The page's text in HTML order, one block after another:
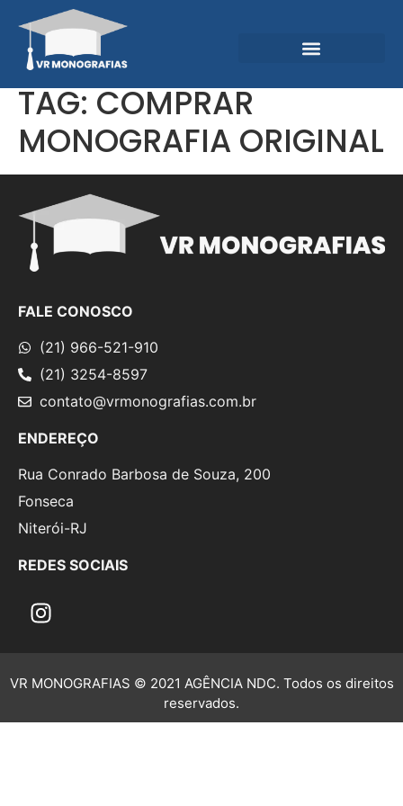
TAG:COMPRAR
MONOGRAFIA ORIGINAL
FALE CONOSCO
(21) 966-521-910
(21) 3254-8597
contato@vrmonografias.com.br
ENDEREÇO
Rua Conrado Barbosa de Souza, 200
Fonseca
Niterói-RJ
REDES SOCIAIS
VR MONOGRAFIAS © 2021 AGÊNCIA NDC. Todos os direitos
reservados.